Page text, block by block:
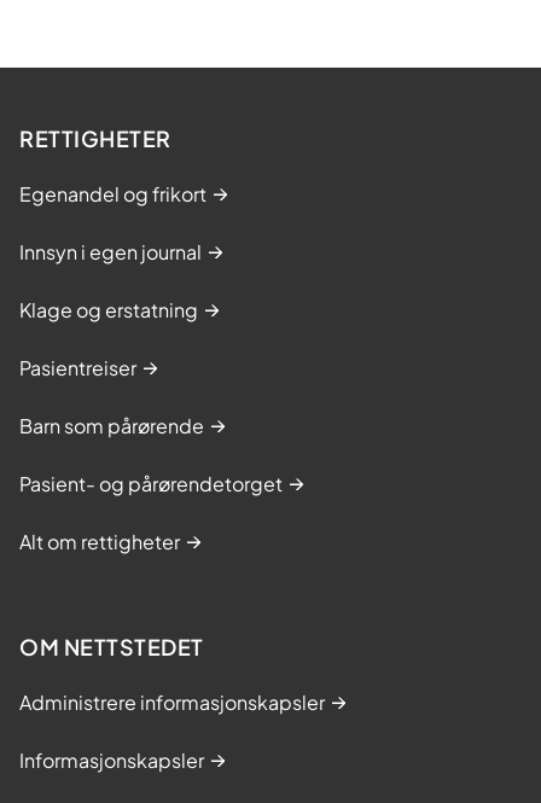
RETTIGHETER
Egenandel og frikort
Innsyn i egen journal
Klage og erstatning
Pasientreiser
Barn som pårørende
Pasient- og pårørendetorget
Alt om rettigheter
OM NETTSTEDET
Administrere informasjonskapsler
Informasjonskapsler